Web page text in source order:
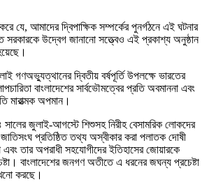
যে, আমাদের দ্বিপাক্ষিক সম্পর্কের পুনর্গঠনে এই ঘটনার
সরকারকে উদ্বেগ জানানো সত্ত্বেও এই প্রকাশ্য অনুষ্ঠান
গণঅভ্যুত্থানের দ্বিতীয় বর্ষপূর্তি উপলক্ষে ভারতের
বাংলাদেশের সার্বভৌমত্বের প্রতি অবমাননা এবং
মারাত্মক অপমান।
সালের জুলাই-আগস্টে শিশুসহ নিরীহ বেসামরিক লোকদের
প্রতিষ্ঠিত তথ্য অস্বীকার করা পলাতক দোষী
এবং তার অপরাধী সহযোগীদের ইতিহাসের জোয়ারকে
বাংলাদেশের জনগণ অতীতে এ ধরনের জঘন্য প্রচেষ্টা
করছে।